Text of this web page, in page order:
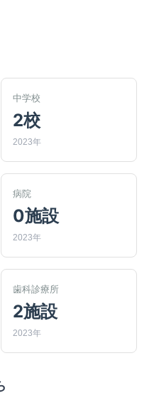
中学校
2校
2023年
病院
0施設
2023年
歯科診療所
2施設
2023年